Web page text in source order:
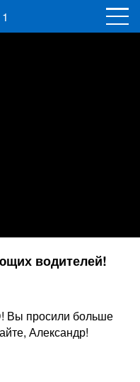
1
водителей!
Вы просили больше
Александр!